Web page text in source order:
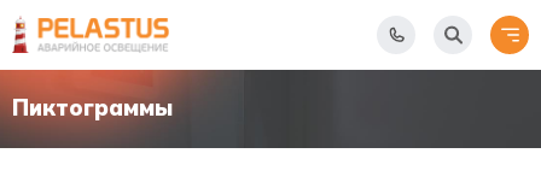
Пиктограммы